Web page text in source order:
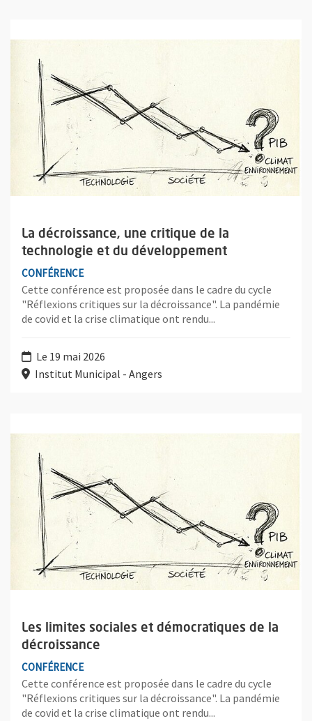
La décroissance, une critique de la
technologie et du développement
CONFÉRENCE
Cette conférence est proposée dans le cadre du cycle
"Réflexions critiques sur la décroissance". La pandémie
de covid et la crise climatique ont rendu...
Le 19 mai 2026
Institut Municipal - Angers
Les limites sociales et démocratiques de la
décroissance
CONFÉRENCE
Cette conférence est proposée dans le cadre du cycle
"Réflexions critiques sur la décroissance". La pandémie
de covid et la crise climatique ont rendu...